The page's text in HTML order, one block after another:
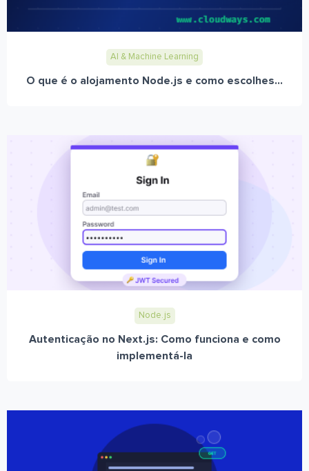
AI & Machine Learning
O que é o alojamento Node.js e como escolhes...
Node.js
Autenticação no Next.js: Como funciona e como
implementá-la